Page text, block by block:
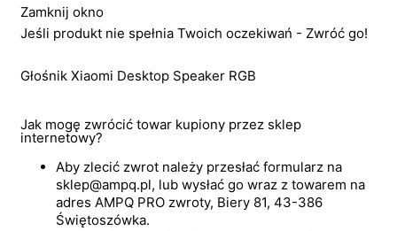
Zamknij okno
Jeśli produkt nie spełnia Twoich oczekiwań - Zwróć go!
Głośnik Xiaomi Desktop Speaker RGB
Jak mogę zwrócić towar kupiony przez sklep
internetowy?
Aby zlecić zwrot należy przesłać formularz na
sklep@ampq.pl, lub wysłać go wraz z towarem na
adres AMPQ PRO zwroty, Biery 81, 43-386
Świętoszówka.